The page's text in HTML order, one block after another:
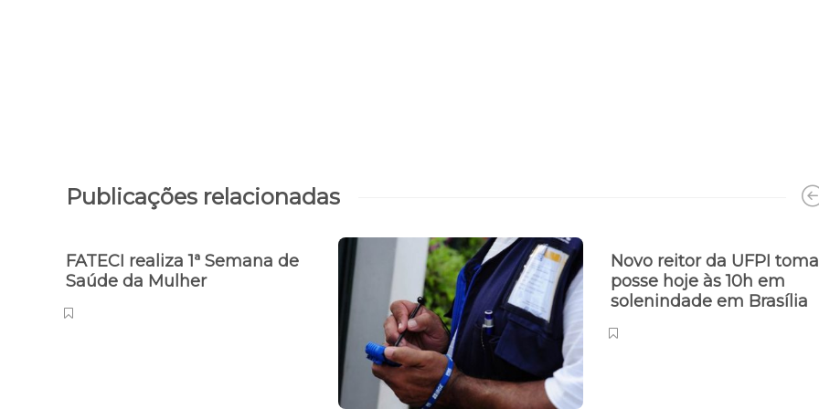
Publicações relacionadas
FATECI realiza 1ª Semana de
Saúde da Mulher
Novo reitor da UFPI toma
posse hoje às 10h em
solenindade em Brasília